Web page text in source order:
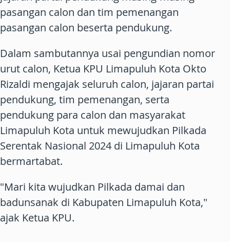
pasangan calon dan tim pemenangan
pasangan calon beserta pendukung.
Dalam sambutannya usai pengundian nomor
urut calon, Ketua KPU Limapuluh Kota Okto
Rizaldi mengajak seluruh calon, jajaran partai
pendukung, tim pemenangan, serta
pendukung para calon dan masyarakat
Limapuluh Kota untuk mewujudkan Pilkada
Serentak Nasional 2024 di Limapuluh Kota
bermartabat.
"Mari kita wujudkan Pilkada damai dan
badunsanak di Kabupaten Limapuluh Kota,"
ajak Ketua KPU.